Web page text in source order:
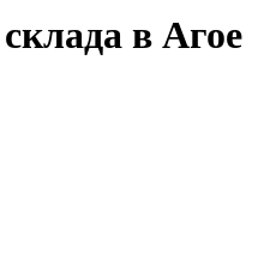
в Агое